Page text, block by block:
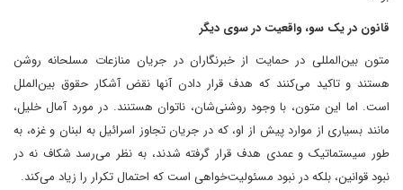
قانون در یک سو، واقعیت در سوی دیگر
متون بین‌المللی در حمایت از خبرنگاران در جریان منازعات مسلحانه روشن
هستند و تاکید می‌کنند که هدف قرار دادن آنها نقض آشکار حقوق بین‌الملل
است. اما این متون، با وجود روشنی‌شان، ناتوان هستنند. در مورد آمال خلیل،
مانند بسیاری از موارد پیش از او، که در جریان تجاوز اسرائیل به لبنان و غزه، به
طور سیستماتیک و عمدی هدف قرار گرفته شدند، به نظر می‌رسد شکاف نه در
نبود قوانین، بلکه در نبود مسئولیت‌خواهی است که احتمال تکرار را زیاد می‌کند.